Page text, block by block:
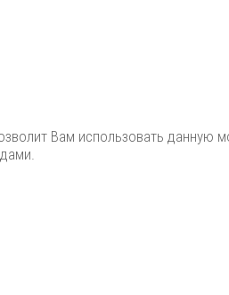
Вам использовать данную